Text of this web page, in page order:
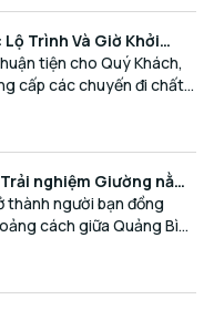
Trình Và Giờ Khởi
tiện cho Quý Khách,
cấp các chuyến đi chất
trình linh hoạt mỗi ngày.
nghiệm Giường nằm
thành người bạn đồng
cách giữa Quảng Bình
dịch vụ chuẩn mực.